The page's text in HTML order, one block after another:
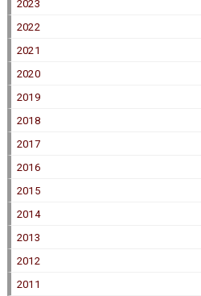
2023
2022
2021
2020
2019
2018
2017
2016
2015
2014
2013
2012
2011